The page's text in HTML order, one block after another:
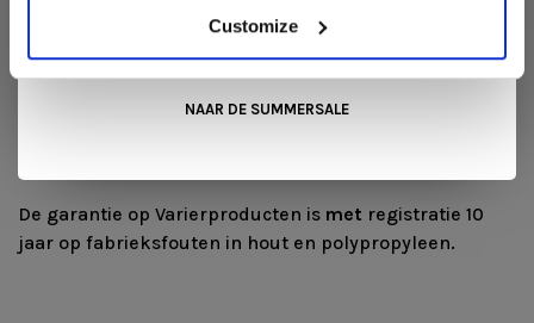
Customize
klassiek vierkant patroon.
daadwerkelijk te bekijken.
De garantie op Varierproducten is met registratie 10
jaar op fabrieksfouten in hout en polypropyleen.
mooiste aanbiedingen tijdens de
Summer Sale van Snip
. De koffie of thee staat voor je klaar!
NAAR DE SUMMERSALE